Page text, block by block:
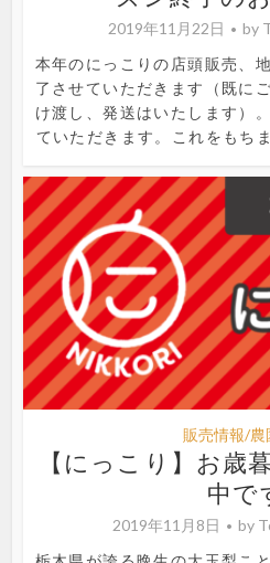
2019年11月22日 by
本年のにっこりの店頭販売、
了させていただきます（既に
け渡し、発送はいたします）
ていただきます。これをもち
販売情報/農
【にっこり】お歳
中で
2019年11月8日 by